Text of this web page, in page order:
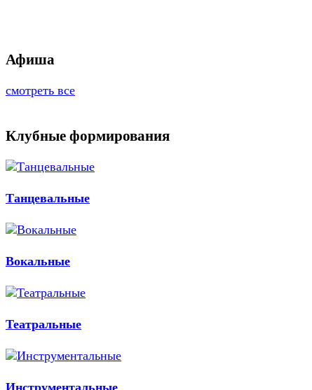
Афиша
смотреть все
Клубные формирования
Танцевальные
Вокальные
Театральные
Инструментальные